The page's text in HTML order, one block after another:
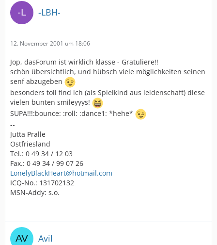
-LBH-
12. November 2001 um 18:06
Jop, dasForum ist wirklich klasse - Gratuliere!!
schön übersichtlich, und hübsch viele möglichkeiten seinen
senf abzugeben
besonders toll find ich (als Spielkind aus leidenschaft) diese
vielen bunten smileyyys!
SUPA!!!:bounce: :roll: :dance1: *hehe*
--
Jutta Pralle
Ostfriesland
Tel.: 0 49 34 / 12 03
Fax.: 0 49 34 / 99 07 26
LonelyBlackHeart@hotmail.com
ICQ-No.: 131702132
MSN-Addy: s.o.
Avil